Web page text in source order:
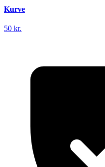
Kurve
50 kr.